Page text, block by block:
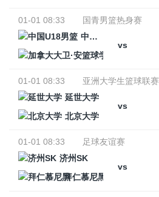
01-01 08:33
国青男篮热身赛
中国U18男篮
vs
01-01 08:33
亚洲大学生篮球联赛
延世大学
vs
北京大学
01-01 08:33
足球友谊赛
济州SK
vs
拜仁慕尼黑